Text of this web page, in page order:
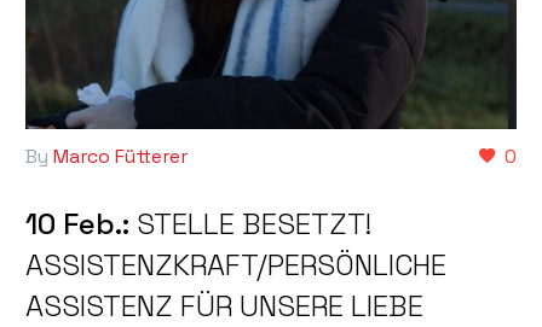
0
By Marco Fütterer
10 Feb.: STELLE BESETZT!
ASSISTENZKRAFT/PERSÖNLICHE
ASSISTENZ FÜR UNSERE LIEBE